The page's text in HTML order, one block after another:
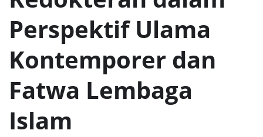
Perspektif Ulama
Kontemporer dan
Fatwa Lembaga
Islam